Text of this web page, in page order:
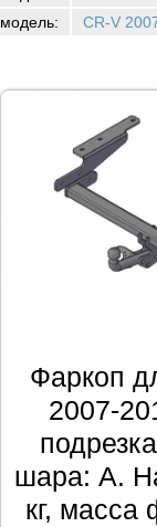
модель:
CR-V
Фаркоп
2007-
шара: A.
кг, масса